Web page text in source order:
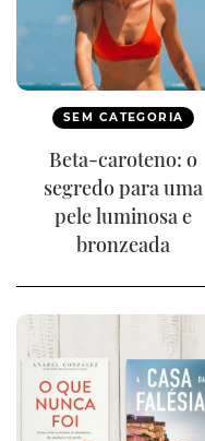
SEM CATEGORIA
Beta-caroteno: o
segredo para uma
pele luminosa e
bronzeada